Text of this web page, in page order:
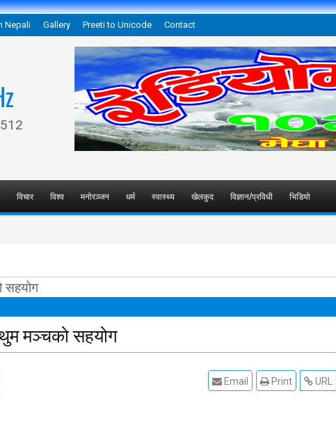
Nepali Gallery Preeti to Unicode Contact
विचार विश्व मनोरञ्जन धर्म स्वास्थ्य खेलकुद विज्ञान/प्रविधी भिडियो
मञ्चको सहयोग
URL
Print
Email